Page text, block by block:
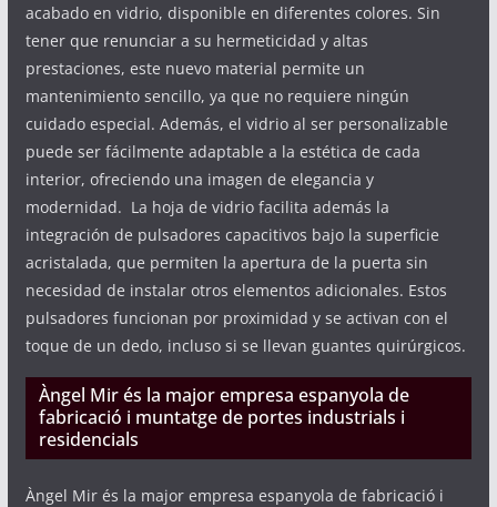
acabado en vidrio, disponible en diferentes colores. Sin
tener que renunciar a su hermeticidad y altas
prestaciones, este nuevo material permite un
mantenimiento sencillo, ya que no requiere ningún
cuidado especial. Además, el vidrio al ser personalizable
puede ser fácilmente adaptable a la estética de cada
interior, ofreciendo una imagen de elegancia y
modernidad. La hoja de vidrio facilita además la
integración de pulsadores capacitivos bajo la superficie
acristalada, que permiten la apertura de la puerta sin
necesidad de instalar otros elementos adicionales. Estos
pulsadores funcionan por proximidad y se activan con el
toque de un dedo, incluso si se llevan guantes quirúrgicos.
Àngel Mir és la major empresa espanyola de
fabricació i muntatge de portes industrials i
residencials
Àngel Mir és la major empresa espanyola de fabricació i